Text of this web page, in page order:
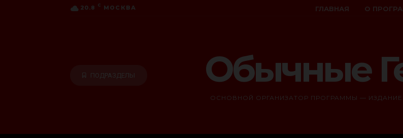
20.8 C МОСКВА ГЛАВНАЯ О
ПОДРАЗДЕЛЫ Обычные
ОСНОВНОЙ ОРГАНИЗАТОР ПРОГРАММЫ —